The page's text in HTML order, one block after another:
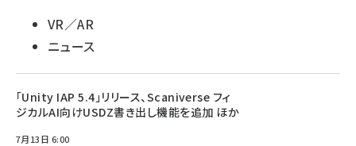
VR／AR
ニュース
「Unity IAP 5.4」リリース、Scaniverse フィ
ジカルAI向けUSDZ書き出し機能を追加 ほか
7月13日 6:00